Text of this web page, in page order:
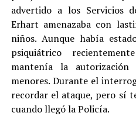
advertido a los Servicios
Erhart amenazaba con
niños. Aunque había
psiquiátrico
mantenía la
menores. Durante el
recordar el ataque, pero sí
cuando llegó la Policía.